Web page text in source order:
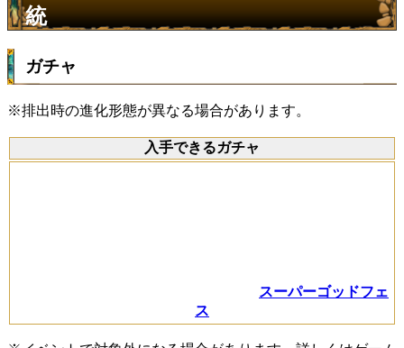
統
ガチャ
※排出時の進化形態が異なる場合があります。
入手できるガチャ
スーパーゴッドフェ
ス